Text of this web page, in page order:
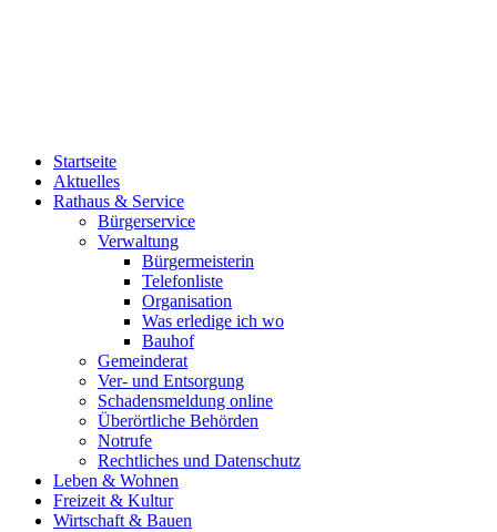
Startseite
Aktuelles
Rathaus & Service
Bürgerservice
Verwaltung
Bürgermeisterin
Telefonliste
Organisation
Was erledige ich wo
Bauhof
Gemeinderat
Ver- und Entsorgung
Schadensmeldung online
Überörtliche Behörden
Notrufe
Rechtliches und Datenschutz
Leben & Wohnen
Freizeit & Kultur
Wirtschaft & Bauen